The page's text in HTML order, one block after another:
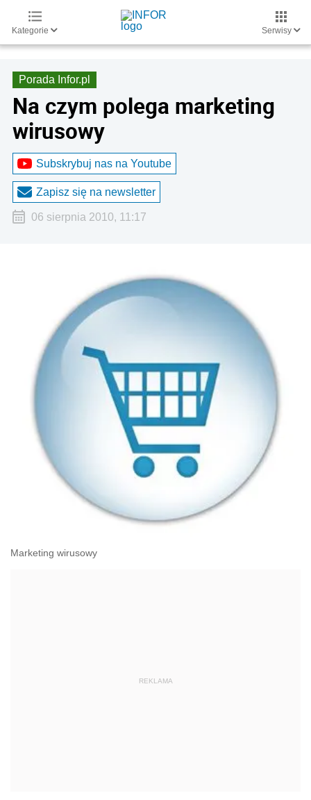
Kategorie Serwisy
Porada Infor.pl
Na czym polega marketing
wirusowy
Subskrybuj nas na Youtube
Zapisz się na newsletter
06 sierpnia 2010, 11:17
Marketing wirusowy